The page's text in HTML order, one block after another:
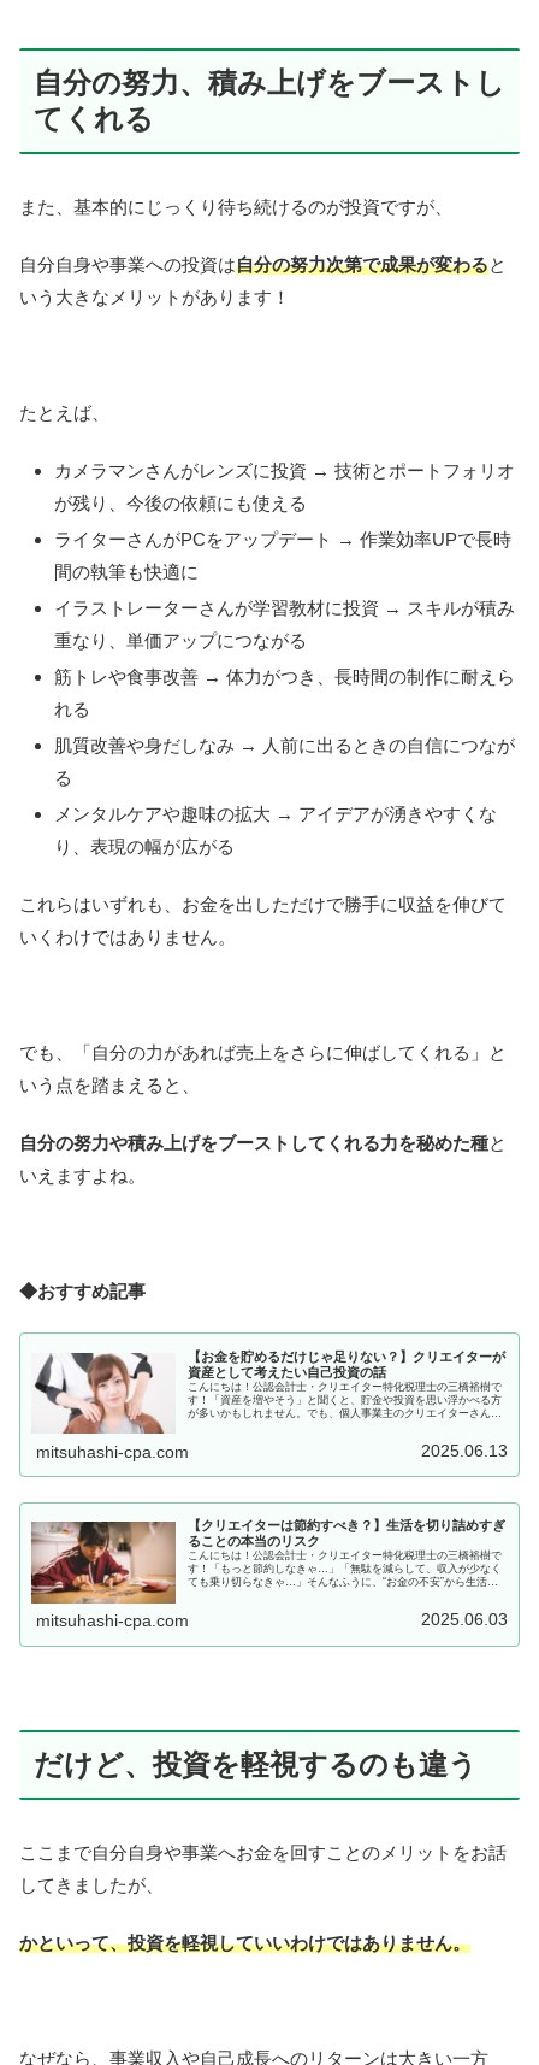
自分の努力、積み上げをブーストし
てくれる
また、基本的にじっくり待ち続けるのが投資ですが、
自分自身や事業への投資は自分の努力次第で成果が変わると
いう大きなメリットがあります！
たとえば、
カメラマンさんがレンズに投資 → 技術とポートフォリオ
が残り、今後の依頼にも使える
ライターさんがPCをアップデート → 作業効率UPで長時
間の執筆も快適に
イラストレーターさんが学習教材に投資 → スキルが積み
重なり、単価アップにつながる
筋トレや食事改善 → 体力がつき、長時間の制作に耐えら
れる
肌質改善や身だしなみ → 人前に出るときの自信につなが
る
メンタルケアや趣味の拡大 → アイデアが湧きやすくな
り、表現の幅が広がる
これらはいずれも、お金を出しただけで勝手に収益を伸びて
いくわけではありません。
でも、「自分の力があれば売上をさらに伸ばしてくれる」と
いう点を踏まえると、
自分の努力や積み上げをブーストしてくれる力を秘めた種と
いえますよね。
◆おすすめ記事
【お金を貯めるだけじゃ足りない？】クリエイターが
資産として考えたい自己投資の話
こんにちは！公認会計士・クリエイター特化税理士の三橋裕樹で
す！「資産を増やそう」と聞くと、貯金や投資を思い浮かべる方
が多いかもしれません。でも、個人事業主のクリエイターさんに
mitsuhashi-cpa.com 2025.06.13
【クリエイターは節約すべき？】生活を切り詰めすぎ
ることの本当のリスク
こんにちは！公認会計士・クリエイター特化税理士の三橋裕樹で
す！「もっと節約しなきゃ…」「無駄を減らして、収入が少なく
ても乗り切らなきゃ…」そんなふうに、“お金の不安”から生活を
mitsuhashi-cpa.com 2025.06.03
だけど、投資を軽視するのも違う
ここまで自分自身や事業へお金を回すことのメリットをお話
してきましたが、
かといって、投資を軽視していいわけではありません。
なぜなら、事業収入や自己成長へのリターンは大きい一方